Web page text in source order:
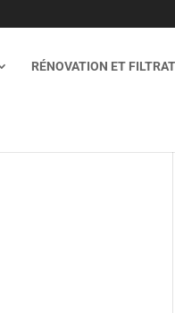
RÉNOVATION ET